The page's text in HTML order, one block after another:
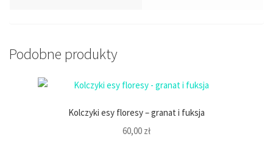
Podobne produkty
Kolczyki esy floresy – granat i fuksja
60,00 zł